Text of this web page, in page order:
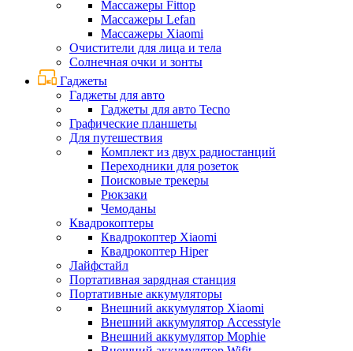
Массажеры Fittop
Массажеры Lefan
Массажеры Xiaomi
Очистители для лица и тела
Солнечная очки и зонты
Гаджеты
Гаджеты для авто
Гаджеты для авто Tecno
Графические планшеты
Для путешествия
Комплект из двух радиостанций
Переходники для розеток
Поисковые трекеры
Рюкзаки
Чемоданы
Квадрокоптеры
Квадрокоптер Xiaomi
Квадрокоптер Hiper
Лайфстайл
Портативная зарядная станция
Портативные аккумуляторы
Внешний аккумулятор Xiaomi
Внешний аккумулятор Accesstyle
Внешний аккумулятор Mophie